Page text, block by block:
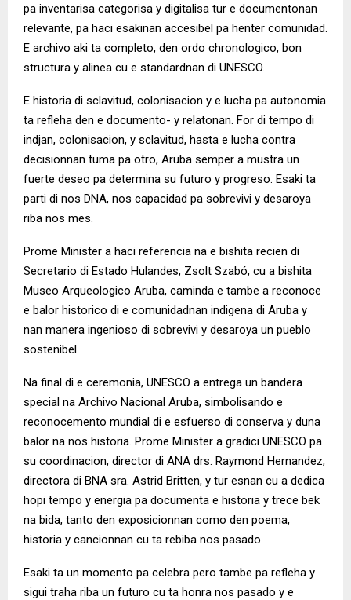
pa inventarisa categorisa y digitalisa tur e documentonan
relevante, pa haci esakinan accesibel pa henter comunidad.
E archivo aki ta completo, den ordo chronologico, bon
structura y alinea cu e standardnan di UNESCO.
E historia di sclavitud, colonisacion y e lucha pa autonomia
ta refleha den e documento- y relatonan. For di tempo di
indjan, colonisacion, y sclavitud, hasta e lucha contra
decisionnan tuma pa otro, Aruba semper a mustra un
fuerte deseo pa determina su futuro y progreso. Esaki ta
parti di nos DNA, nos capacidad pa sobrevivi y desaroya
riba nos mes.
Prome Minister a haci referencia na e bishita recien di
Secretario di Estado Hulandes, Zsolt Szabó, cu a bishita
Museo Arqueologico Aruba, caminda e tambe a reconoce
e balor historico di e comunidadnan indigena di Aruba y
nan manera ingenioso di sobrevivi y desaroya un pueblo
sostenibel.
Na final di e ceremonia, UNESCO a entrega un bandera
special na Archivo Nacional Aruba, simbolisando e
reconocemento mundial di e esfuerso di conserva y duna
balor na nos historia. Prome Minister a gradici UNESCO pa
su coordinacion, director di ANA drs. Raymond Hernandez,
directora di BNA sra. Astrid Britten, y tur esnan cu a dedica
hopi tempo y energia pa documenta e historia y trece bek
na bida, tanto den exposicionnan como den poema,
historia y cancionnan cu ta rebiba nos pasado.
Esaki ta un momento pa celebra pero tambe pa refleha y
sigui traha riba un futuro cu ta honra nos pasado y e